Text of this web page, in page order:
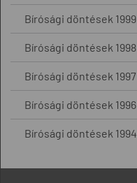
Bírósági döntések 1999
Bírósági döntések 1998
Bírósági döntések 1997
Bírósági döntések 1996
Bírósági döntések 1994